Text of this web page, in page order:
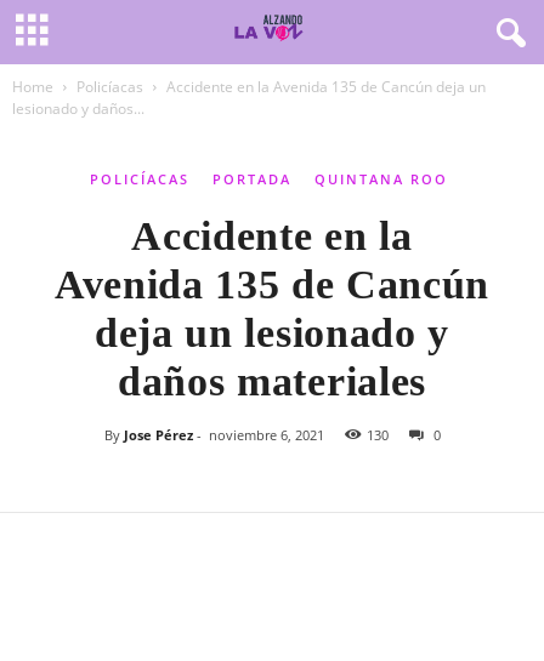
Home Policíacas
Accidente en la Avenida 135 de Cancún deja un
lesionado y daños...
POLICÍACAS PORTADA QUINTANA ROO
Accidente en la
Avenida 135 de Cancún
deja un lesionado y
daños materiales
By Jose Pérez- noviembre 6, 2021 130 0